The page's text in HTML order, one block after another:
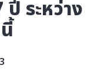
ระหว่าง